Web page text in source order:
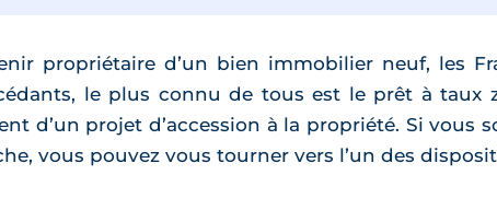
propriétaire d’un bien immobilier neuf, les
le plus connu de tous est le prêt à taux
d’un projet d’accession à la propriété. Si vous
vous pouvez vous tourner vers l’un des